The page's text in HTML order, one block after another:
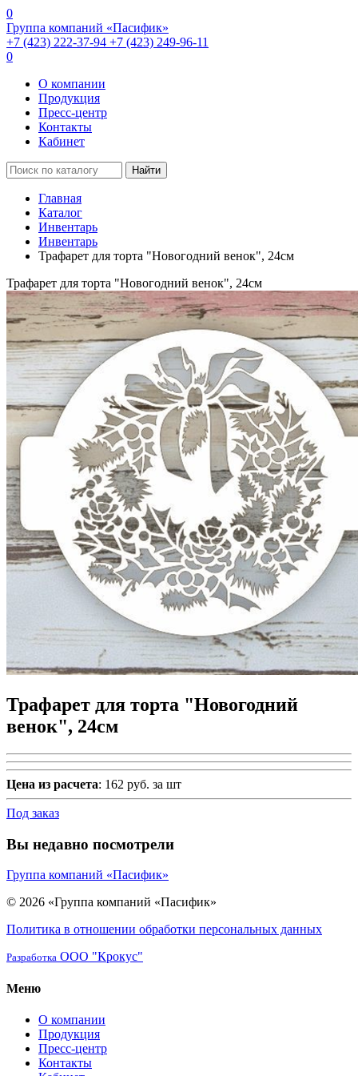
0
Группа компаний «Пасифик»
+7 (423) 222-37-94 +7 (423) 249-96-11
0
О компании
Продукция
Пресс-центр
Контакты
Кабинет
Найти
Главная
Каталог
Инвентарь
Инвентарь
Трафарет для торта "Новогодний венок", 24см
Трафарет для торта "Новогодний венок", 24см
Трафарет для торта "Новогодний
венок", 24см
Цена из расчета: 162 руб. за шт
Под заказ
Вы недавно посмотрели
Группа компаний «Пасифик»
© 2026 «Группа компаний «Пасифик»
Политика в отношении обработки персональных данных
Разработка ООО "Крокус"
Меню
О компании
Продукция
Пресс-центр
Контакты